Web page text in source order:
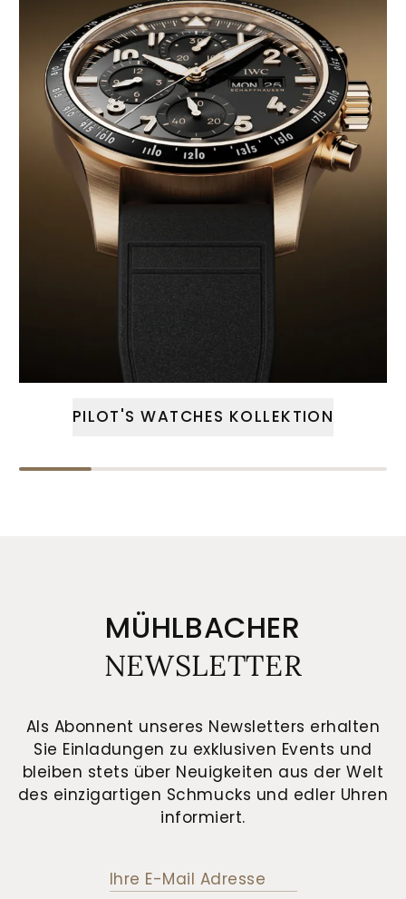
PILOT'S WATCHES KOLLEKTION
MÜHLBACHER
NEWSLETTER
Als Abonnent unseres Newsletters erhalten
Sie Einladungen zu exklusiven Events und
bleiben stets über Neuigkeiten aus der Welt
des einzigartigen Schmucks und edler Uhren
informiert.